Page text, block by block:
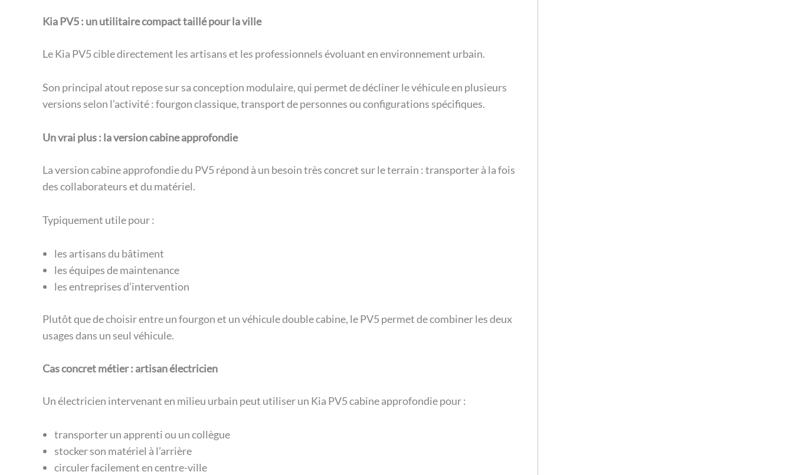
Kia PV5 : un utilitaire compact taillé pour la ville
Le Kia PV5 cible directement les artisans et les professionnels évoluant en environnement urbain.
Son principal atout repose sur sa conception modulaire, qui permet de décliner le véhicule en plusieurs
versions selon l’activité : fourgon classique, transport de personnes ou configurations spécifiques.
Un vrai plus : la version cabine approfondie
La version cabine approfondie du PV5 répond à un besoin très concret sur le terrain : transporter à la fois
des collaborateurs et du matériel.
Typiquement utile pour :
les artisans du bâtiment
les équipes de maintenance
les entreprises d’intervention
Plutôt que de choisir entre un fourgon et un véhicule double cabine, le PV5 permet de combiner les deux
usages dans un seul véhicule.
Cas concret métier : artisan électricien
Un électricien intervenant en milieu urbain peut utiliser un Kia PV5 cabine approfondie pour :
transporter un apprenti ou un collègue
stocker son matériel à l’arrière
circuler facilement en centre-ville